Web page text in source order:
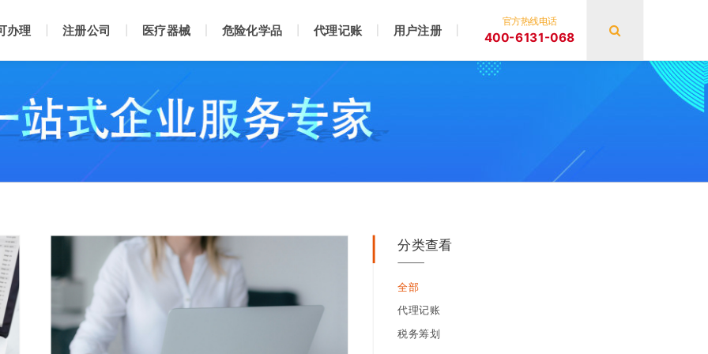
办理 注册公司 医疗器械 危险化学品 代理记账 用户注册
官方热线电话
400-6131-068
分类查看
全部
代理记账
税务筹划